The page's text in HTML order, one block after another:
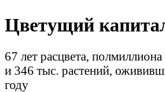
Цветущий
67 лет расцвета,
и 346 тыс. растений,
году